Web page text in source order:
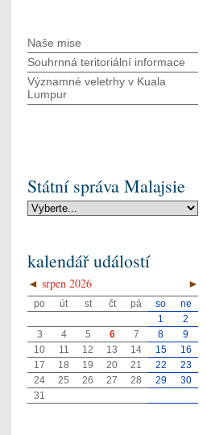
Naše mise
Souhrnná teritoriální informace
Významné veletrhy v Kuala
Lumpur
Státní správa Malajsie
kalendář událostí
◄ ►
srpen 2026
po út st čt pá so
ne
1
2
3
4 5 6 7 8
9
10
11 12 13 14 15
16
17
18 19 20 21 22
23
24
25 26 27 28 29
30
31